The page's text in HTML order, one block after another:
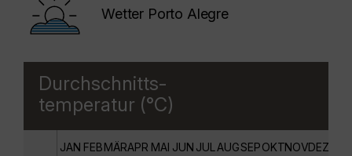
Wetter Porto Alegre
Durchschnitts-
temperatur (°C)
JAN FEBMÄRAPR MAI JUN JUL AUGSEPOKTNOVDEZ